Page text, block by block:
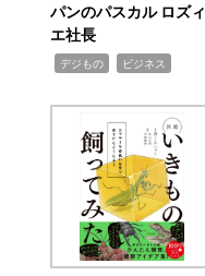
パンのパスカル ロズィ
エ社長
デジもの ビジネス